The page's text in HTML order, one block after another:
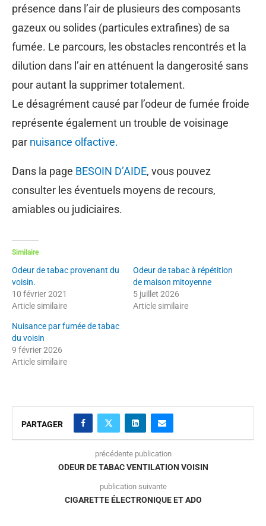
présence dans l’air de plusieurs des composants
gazeux ou solides (particules extrafines) de sa
fumée. Le parcours, les obstacles rencontrés et la
dilution dans l’air en atténuent la dangerosité sans
pour autant la supprimer totalement.
Le désagrément causé par l’odeur de fumée froide
représente également un trouble de voisinage
par nuisance olfactive.
Dans la page BESOIN D’AIDE, vous pouvez
consulter les éventuels moyens de recours,
amiables ou judiciaires.
Similaire
Odeur de tabac provenant du
voisin.
10 février 2021
Article similaire
Odeur de tabac à répétition
de maison mitoyenne
5 juillet 2026
Article similaire
Nuisance par fumée de tabac
du voisin
9 février 2026
Article similaire
PARTAGER
précédente publication
ODEUR DE TABAC VENTILATION VOISIN
publication suivante
CIGARETTE ÉLECTRONIQUE ET ADO